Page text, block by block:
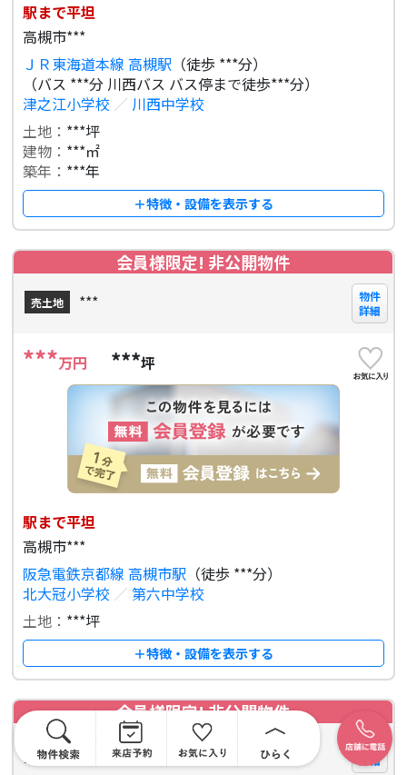
駅まで平坦
高槻市***
ＪＲ東海道本線 高槻駅 （徒歩 ***分）
（バス ***分 川西バス バス停まで徒歩***分）
津之江小学校 ／ 川西中学校
土地： ***坪
建物： ***㎡
築年： ***年
＋特徴・設備を表示する
会員様限定! 非公開物件
売土地 ***
物件
詳細
***万円 ***坪
駅まで平坦
高槻市***
阪急電鉄京都線 高槻市駅 （徒歩 ***分）
北大冠小学校 ／ 第六中学校
土地： ***坪
＋特徴・設備を表示する
会員様限定! 非公開物件
売土地 ***
物件
詳細